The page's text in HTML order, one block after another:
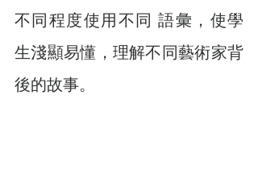
不同程度使用不同 語彙，使學
生淺顯易懂，理解不同藝術家背
後的故事。